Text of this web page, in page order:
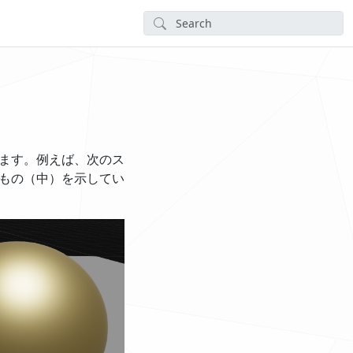
す。例えば、次のス
の（中）を示してい